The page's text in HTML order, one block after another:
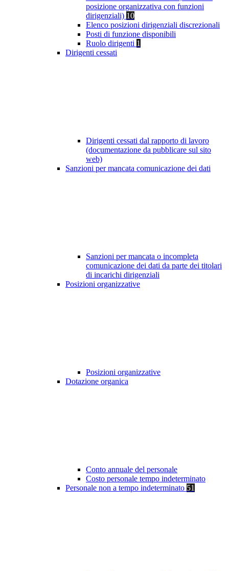
posizione organizzativa con funzioni
dirigenziali) 10
Elenco posizioni dirigenziali discrezionali
Posti di funzione disponibili
Ruolo dirigenti 1
Dirigenti cessati
Dirigenti cessati dal rapporto di lavoro
(documentazione da pubblicare sul sito
web)
Sanzioni per mancata comunicazione dei dati
Sanzioni per mancata o incompleta
comunicazione dei dati da parte dei titolari
di incarichi dirigenziali
Posizioni organizzative
Posizioni organizzative
Dotazione organica
Conto annuale del personale
Costo personale tempo indeterminato
Personale non a tempo indeterminato 51